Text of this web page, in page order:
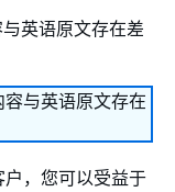
英语原文存在差
与英语原文存在
户，您可以受益于